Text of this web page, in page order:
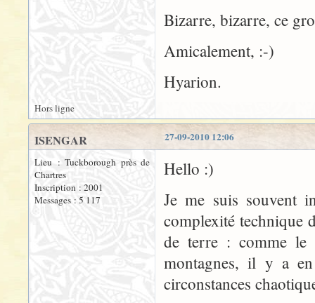
Bizarre, bizarre, ce
Amicalement, :-)
Hyarion.
Hors ligne
27-09-2010 12:06
ISENGAR
Lieu : Tuckborough près de
Chartres
Inscription : 2001
Messages : 5 117
Hello :)
Je me suis souvent
complexité technique
de terre : comme le
montagnes, il y a
circonstances